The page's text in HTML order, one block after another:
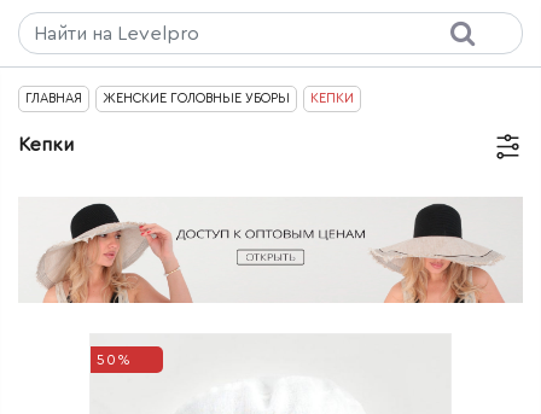
ГЛАВНАЯ ЖЕНСКИЕ ГОЛОВНЫЕ УБОРЫ КЕПКИ
Кепки
50%